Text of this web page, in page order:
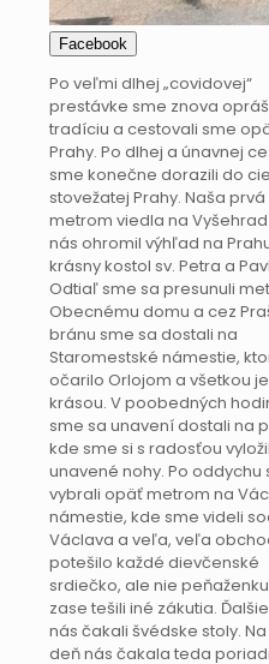
Facebook
Po veľmi dlhej „covidovej“
prestávke sme znova
tradíciu a cestovali sme
Prahy. Po dlhej a únavnej
sme konečne dorazili do
stovežatej Prahy. Naša
metrom viedla na
nás ohromil výhľad na
krásny kostol sv. Petra a
Odtiaľ sme sa presunuli
Obecnému domu a cez
bránu sme sa dostali na
Staromestské námestie,
očarilo Orlojom a všetkou
krásou. V poobedných
sme sa unavení dostali na
kde sme si s radosťou
unavené nohy. Po oddychu
vybrali opäť metrom na
námestie, kde sme videli
Václava a veľa, veľa
potešilo každé dievčenské
srdiečko, ale nie
zase tešili iné zákutia.
nás čakali švédske stoly.
deň nás čakala teda